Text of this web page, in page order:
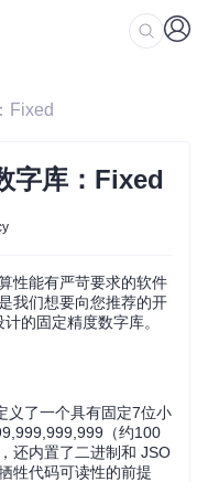
Fixed
字库：Fixed
性能有严苛要求的软件
我们想要向您推荐的开
的固定精度数字库。
义了一个具有固定7位小
（约100
还内置了二进制和 JSO
牲代码可读性的前提